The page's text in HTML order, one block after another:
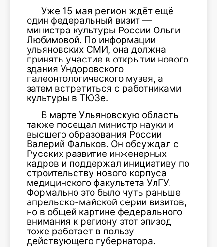
Уже 15 мая регион ждёт ещё
один федеральный визит —
министра культуры России Ольги
Любимовой. По информации
ульяновских СМИ, она должна
принять участие в открытии нового
здания Ундоровского
палеонтологического музея, а
затем встретиться с работниками
культуры в ТЮЗе.
В марте Ульяновскую область
также посещал министр науки и
высшего образования России
Валерий Фальков. Он обсуждал с
Русских развитие инженерных
кадров и поддержал инициативу по
строительству нового корпуса
медицинского факультета УлГУ.
Формально это было чуть раньше
апрельско-майской серии визитов,
но в общей картине федерального
внимания к региону этот эпизод
тоже работает в пользу
действующего губернатора.